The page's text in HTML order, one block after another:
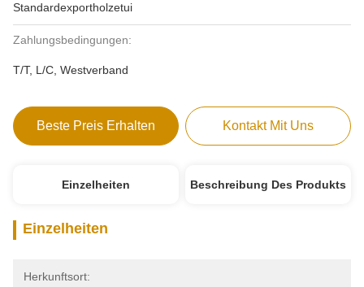
Standardexportholzetui
Zahlungsbedingungen:
T/T, L/C, Westverband
Beste Preis Erhalten Kontakt Mit Uns
Einzelheiten Beschreibung Des Produkts
Einzelheiten
Herkunftsort: